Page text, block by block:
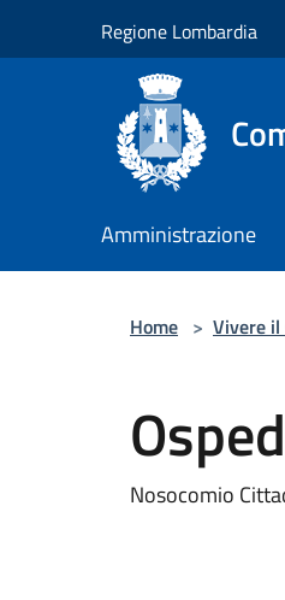
Regione Lombardia
Amministrazione
Home > Vivere il
Nosocomio